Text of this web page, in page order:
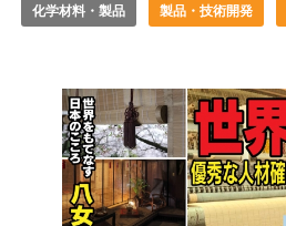
化学材料・製品 製品・技術開発